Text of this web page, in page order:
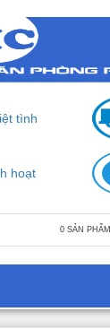
tình
hoạt
0 SẢN PHẨM